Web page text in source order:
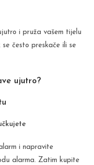
i pruža vašem tijelu
često preskače ili se
ujutro?
i napravite
alarma. Zatim kupite